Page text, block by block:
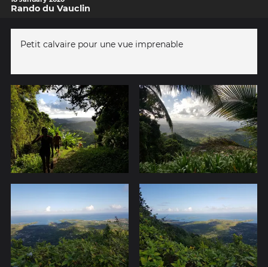
Rando du Vauclin
Petit calvaire pour une vue imprenable